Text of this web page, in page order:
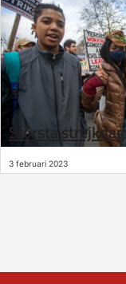
Största
3 februari 2023